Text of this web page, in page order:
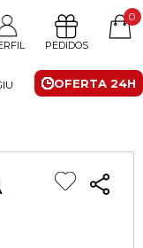
PEDIDOS
0
OFERTA 24H